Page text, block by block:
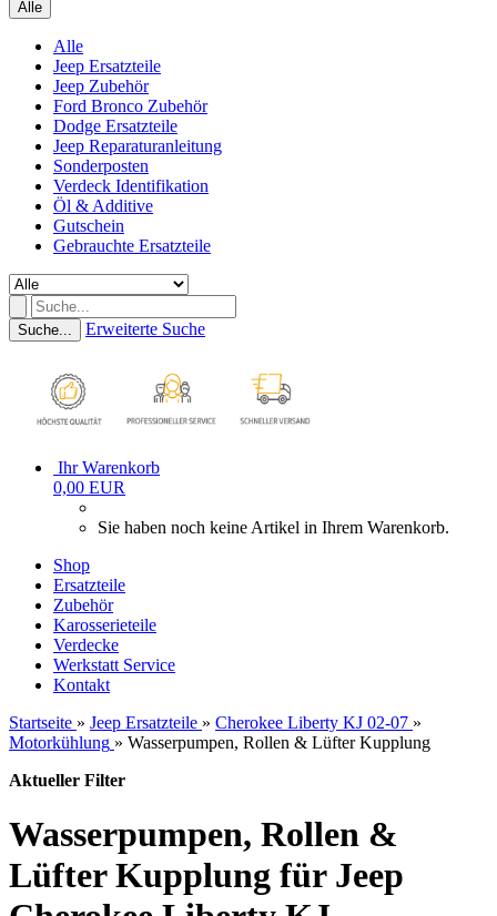
Alle
Alle
Jeep Ersatzteile
Jeep Zubehör
Ford Bronco Zubehör
Dodge Ersatzteile
Jeep Reparaturanleitung
Sonderposten
Verdeck Identifikation
Öl & Additive
Gutschein
Gebrauchte Ersatzteile
Suche... Erweiterte Suche
Ihr Warenkorb
0,00 EUR
Sie haben noch keine Artikel in Ihrem Warenkorb.
Shop
Ersatzteile
Zubehör
Karosserieteile
Verdecke
Werkstatt Service
Kontakt
Startseite » Jeep Ersatzteile » Cherokee Liberty KJ 02-07 »
Motorkühlung » Wasserpumpen, Rollen & Lüfter Kupplung
Aktueller Filter
Wasserpumpen, Rollen &
Lüfter Kupplung für Jeep